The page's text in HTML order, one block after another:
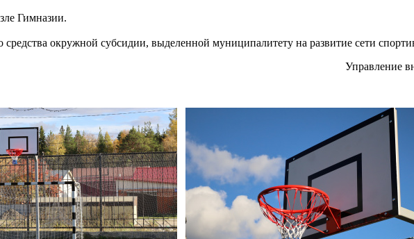
Гимназии.
окружной субсидии, выделенной муниципалитету на развитие сети
Управление